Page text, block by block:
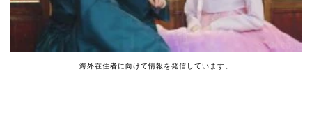
海外在住者に向けて情報を発信しています。